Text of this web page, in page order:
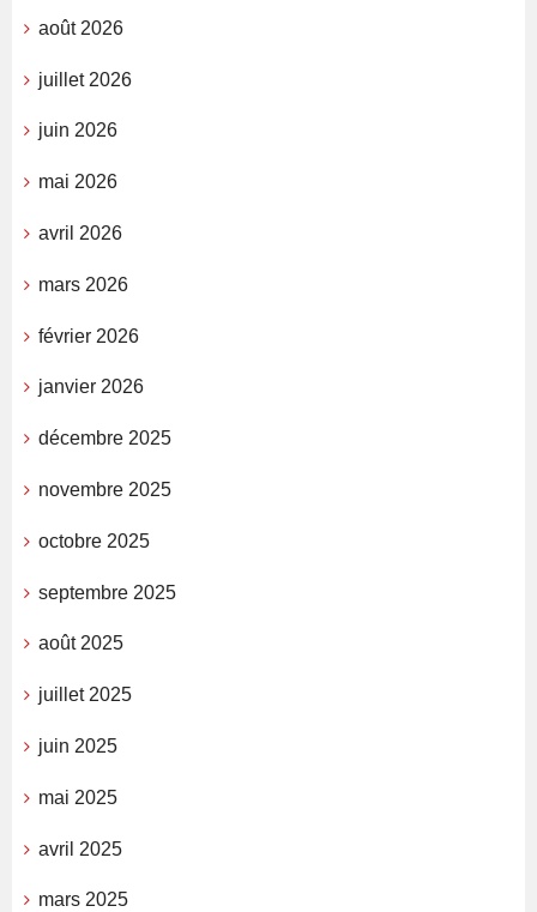
août 2026
juillet 2026
juin 2026
mai 2026
avril 2026
mars 2026
février 2026
janvier 2026
décembre 2025
novembre 2025
octobre 2025
septembre 2025
août 2025
juillet 2025
juin 2025
mai 2025
avril 2025
mars 2025